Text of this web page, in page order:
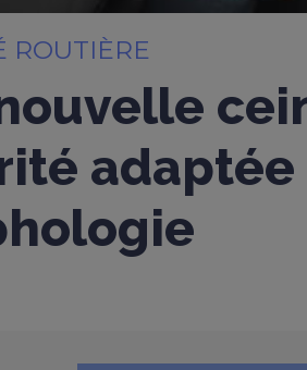
ROUTIÈRE
adaptée